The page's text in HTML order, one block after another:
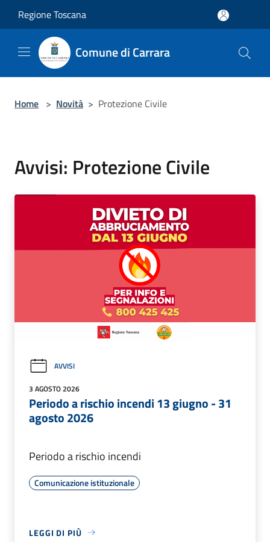
Regione Toscana
Comune di Carrara
Home > Novità > Protezione Civile
Avvisi: Protezione Civile
AVVISI
3 AGOSTO 2026
Periodo a rischio incendi 13 giugno - 31
agosto 2026
Periodo a rischio incendi
Comunicazione istituzionale
LEGGI DI PIÙ